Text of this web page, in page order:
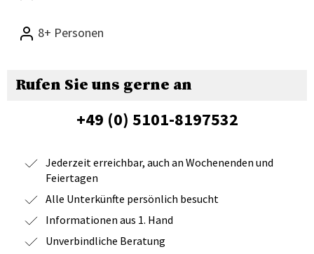
8+ Personen
Rufen Sie uns gerne an
+49 (0) 5101-8197532
Jederzeit erreichbar, auch an Wochenenden und
Feiertagen
Alle Unterkünfte persönlich besucht
Informationen aus 1. Hand
Unverbindliche Beratung